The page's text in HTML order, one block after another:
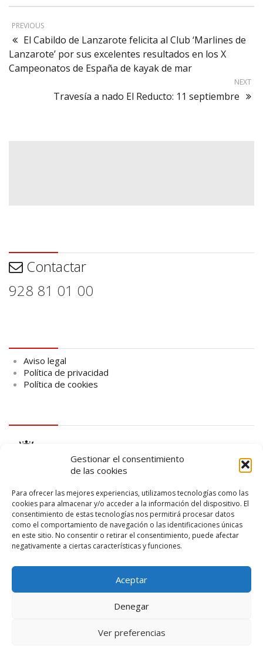
Gestionar el consentimiento
de las cookies
Para ofrecer las mejores experiencias, utilizamos tecnologías como las
cookies para almacenar y/o acceder a la información del dispositivo. El
consentimiento de estas tecnologías nos permitirá procesar datos
como el comportamiento de navegación o las identificaciones únicas
en este sitio. No consentir o retirar el consentimiento, puede afectar
negativamente a ciertas características y funciones.
Aceptar
Denegar
Ver preferencias
PREVIOUS
El Cabildo de Lanzarote felicita al Club ‘Marlines de
Lanzarote’ por sus excelentes resultados en los X
Campeonatos de España de kayak de mar
NEXT
Travesía a nado El Reducto: 11 septiembre
Contactar
928 81 01 00
Aviso legal
Política de privacidad
Política de cookies
logo SID